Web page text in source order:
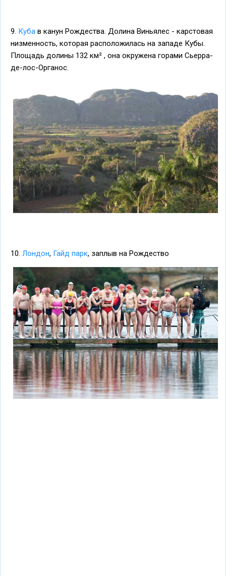
9. Куба в канун Рождества. Долина Виньялес - карстовая
низменность, которая расположилась на западе Кубы.
Площадь долины 132 км² , она окружена горами Сьерра-
де-лос-Органос.
10. Лондон, Гайд парк, заплыв на Рождество